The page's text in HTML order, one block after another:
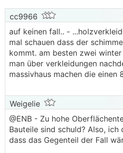
cc9966
auf keinen fall.. -
mal schauen dass der
kommt. am besten zwei
man über verkleidungen
massivhaus machen die einen
Weigelie
@ENB - Zu hohe
Bauteile sind schuld? Also, ich
dass das Gegenteil der Fall